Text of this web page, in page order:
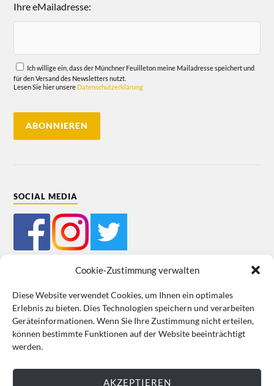
Cookie-Zustimmung verwalten
Diese Website verwendet Cookies, um Ihnen ein optimales
Erlebnis zu bieten. Dies Technologien speichern und verarbeiten
Geräteinformationen. Wenn Sie Ihre Zustimmung nicht erteilen,
können bestimmte Funktionen auf der Website beeinträchtigt
werden.
AKZEPTIEREN
Ihre eMailadresse:
Ich willige ein, dass der Münchner Feuilleton meine Mailadresse speichert und
für den Versand des Newsletters nutzt.
Lesen Sie hier unsere Datenschutzerklärung
SOCIAL MEDIA
Mein Bestellkonto Kundeninformationen Datenschutz
Cookie-Richtlinie (EU) Impressum
VERTRAG WIDERRUFEN